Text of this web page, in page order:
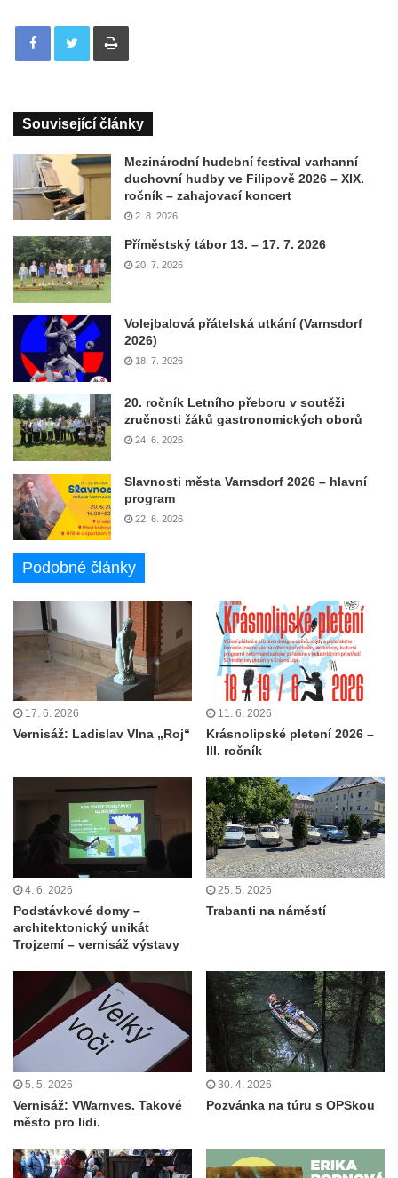
Tisknout
Související články
Mezinárodní hudební festival varhanní
duchovní hudby ve Filipově 2026 – XIX.
ročník – zahajovací koncert
2. 8. 2026
Příměstský tábor 13. – 17. 7. 2026
20. 7. 2026
Volejbalová přátelská utkání (Varnsdorf
2026)
18. 7. 2026
20. ročník Letního přeboru v soutěži
zručnosti žáků gastronomických oborů
24. 6. 2026
Slavnosti města Varnsdorf 2026 – hlavní
program
22. 6. 2026
Podobné články
17. 6. 2026
Vernisáž: Ladislav Vlna „Roj“
11. 6. 2026
Krásnolipské pletení 2026 –
III. ročník
4. 6. 2026
Podstávkové domy –
architektonický unikát
Trojzemí – vernisáž výstavy
25. 5. 2026
Trabanti na náměstí
5. 5. 2026
Vernisáž: VWarnves. Takové
město pro lidi.
30. 4. 2026
Pozvánka na túru s OPSkou